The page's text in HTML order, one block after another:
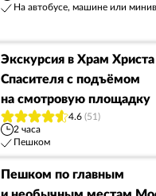
На автобусе, машине или
Экскурсия в Храм Христа
Спасителя с подъёмом
на смотровую площадку
4.6 (51)
2 часа
Пешком
Пешком по главным